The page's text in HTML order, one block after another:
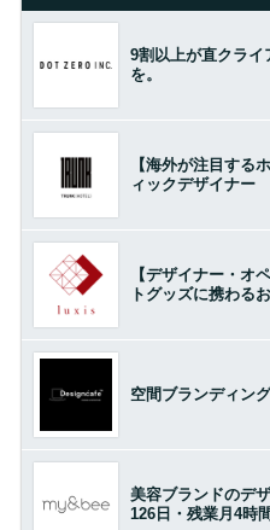
9割以上が直クライ
を。
【海外が注目する
ィックデザイナー
【デザイナー・オ
トグッズに携わる
空間ブランディン
美容ブランドのデ
126日・残業月4時間